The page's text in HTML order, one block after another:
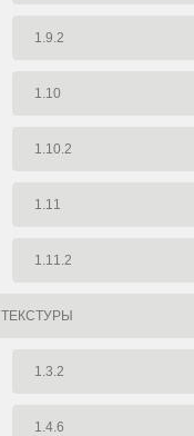
1.9.2
1.10
1.10.2
1.11
1.11.2
ТЕКСТУРЫ
1.3.2
1.4.6